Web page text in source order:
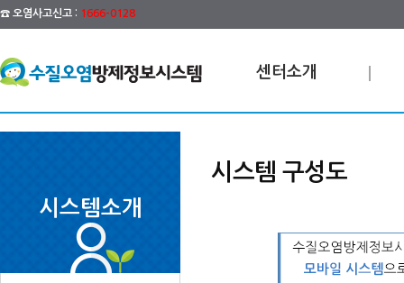
☎ 오염사고신고 : 1666-0128
센터소개
시스템소개
시스템 구성도